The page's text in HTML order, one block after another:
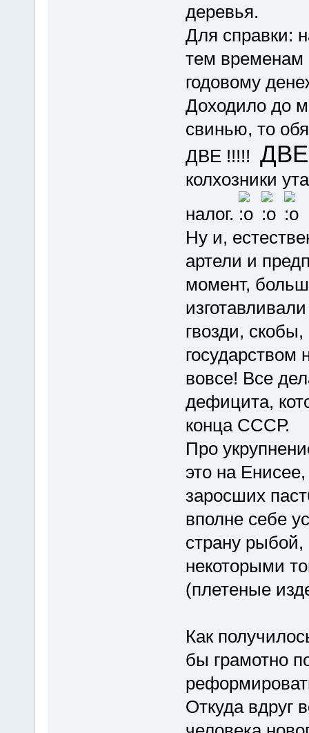
деревья.
Для справки:
тем временам
годовому
Доходило до
свинью, то
ДВЕ !!!!! ДВЕ
колхозники
налог.
Ну и,
артели и
момент,
гвозди,
государством
вовсе! Все
дефицита,
конца СССР.
Про
это на
заросших
вполне себе
страну
некоторыми
(плетеные
Как
бы грамотно
Откуда вдруг